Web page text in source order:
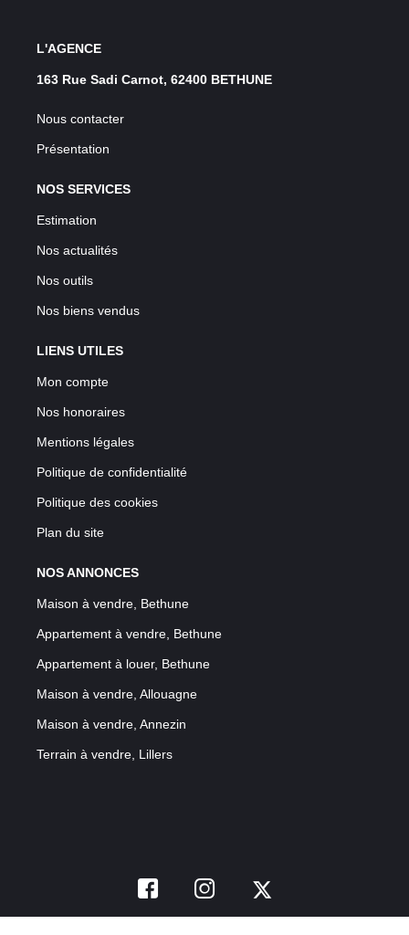
L'AGENCE
163 Rue Sadi Carnot, 62400 BETHUNE
Nous contacter
Présentation
NOS SERVICES
Estimation
Nos actualités
Nos outils
Nos biens vendus
LIENS UTILES
Mon compte
Nos honoraires
Mentions légales
Politique de confidentialité
Politique des cookies
Plan du site
NOS ANNONCES
Maison à vendre, Bethune
Appartement à vendre, Bethune
Appartement à louer, Bethune
Maison à vendre, Allouagne
Maison à vendre, Annezin
Terrain à vendre, Lillers